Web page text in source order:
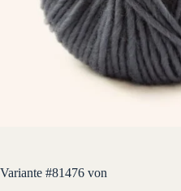
Variante #81476 von